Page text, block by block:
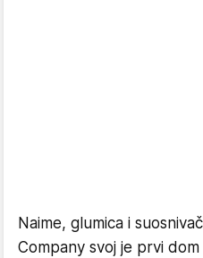
Naime, glumica i
Company svoj je prvi